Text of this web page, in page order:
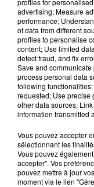
Parc
advertising; Measure
performance;
of data from different
profiles to personalise
content; Use limited
detect fraud, and fix
Save and
process personal data
following
requested; Use precise
other data sources;
information transmitted
Vous pouvez accepter
sélectionnant les
Vous pouvez
accepter". Vos
pouvez mettre à jour
moment via le lien